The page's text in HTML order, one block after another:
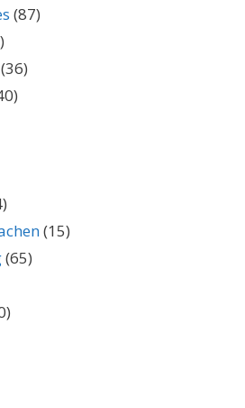
(87)
(36)
(15)
(65)